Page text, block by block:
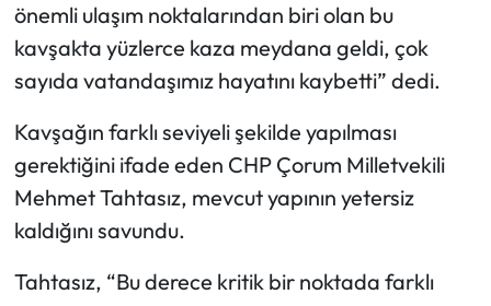
önemli ulaşım noktalarından biri olan bu
kavşakta yüzlerce kaza meydana geldi, çok
sayıda vatandaşımız hayatını kaybetti” dedi.
Kavşağın farklı seviyeli şekilde yapılması
gerektiğini ifade eden CHP Çorum Milletvekili
Mehmet Tahtasız, mevcut yapının yetersiz
kaldığını savundu.
Tahtasız, “Bu derece kritik bir noktada farklı
Resmi İlan
Resmi Reklam
Sağlık
Siyaset